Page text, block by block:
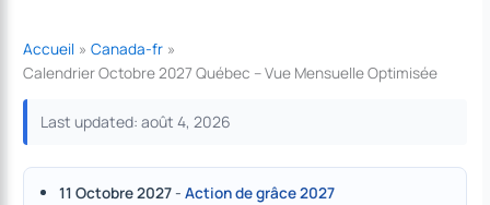
Accueil
Canada-fr
Calendrier Octobre 2027 Québec – Vue Mensuelle Optimisée
Last updated: août 4, 2026
11 Octobre 2027-Action de grâce 2027